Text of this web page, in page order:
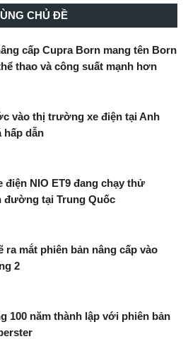
CHỦ ĐỀ
cấp Cupra Born mang tên Born
thao và công suất mạnh hơn
vào thị trường xe điện tại Anh
dẫn
điện NIO ET9 đang chạy thử
đường tại Trung Quốc
ra mắt phiên bản nâng cấp vào
2
100 năm thành lập với phiên bản